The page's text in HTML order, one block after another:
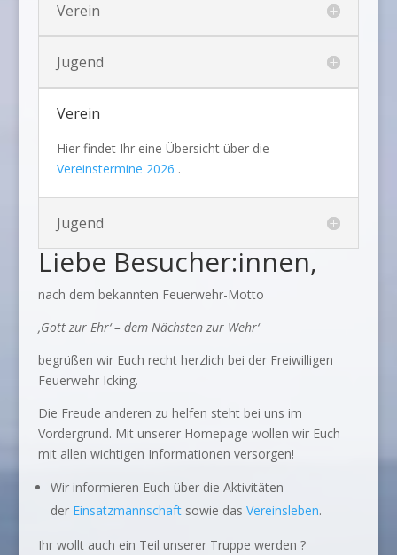
Verein
Jugend
Verein
Hier findet Ihr eine Übersicht über die
Vereinstermine 2026 .
Jugend
Liebe Besucher:innen,
nach dem bekannten Feuerwehr-Motto
‚Gott zur Ehr‘ – dem Nächsten zur Wehr‘
begrüßen wir Euch recht herzlich bei der Freiwilligen
Feuerwehr Icking.
Die Freude anderen zu helfen steht bei uns im
Vordergrund. Mit unserer Homepage wollen wir Euch
mit allen wichtigen Informationen versorgen!
Wir informieren Euch über die Aktivitäten
der Einsatzmannschaft sowie das Vereinsleben.
Ihr wollt auch ein Teil unserer Truppe werden ?